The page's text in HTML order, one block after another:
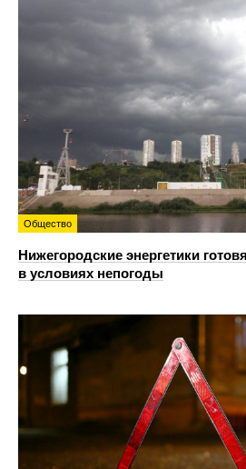
Общество
Нижегородские энергетики
в условиях непогоды